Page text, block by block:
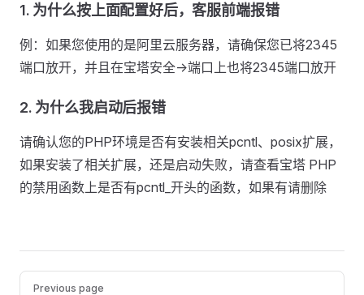
1. 为什么按上面配置好后，客服前端报错
例：如果您使用的是阿里云服务器，请确保您已将2345
端口放开，并且在宝塔安全->端口上也将2345端口放开
2. 为什么我启动后报错
请确认您的PHP环境是否有安装相关pcntl、posix扩展，
如果安装了相关扩展，还是启动失败，请查看宝塔 PHP
的禁用函数上是否有pcntl_开头的函数，如果有请删除
PagerPrevious page